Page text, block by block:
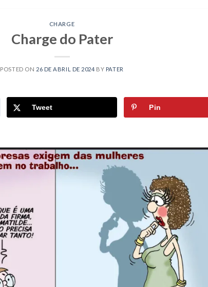
CHARGE
Charge do Pater
POSTED ON 26 DE ABRIL DE 2024 BY PATER
Tweet Pin